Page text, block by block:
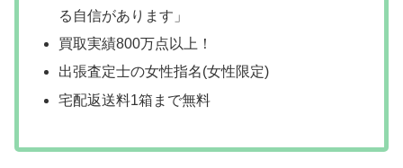
る自信があります」
買取実績800万点以上！
出張査定士の女性指名(女性限定)
宅配返送料1箱まで無料